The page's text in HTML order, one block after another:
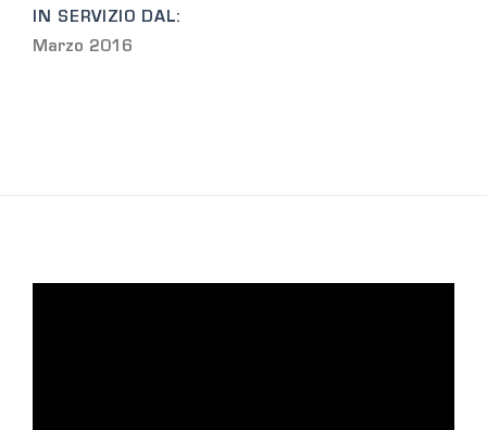
IN SERVIZIO DAL:
Marzo 2016